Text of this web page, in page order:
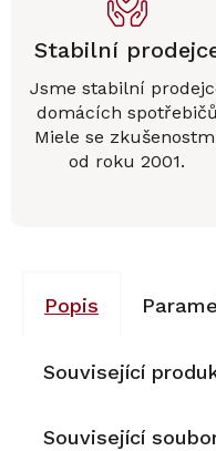
Stabilní
Jsme stabilní
domácích spotřebičů
Miele se
od roku 2001.
Popis
Související
Související